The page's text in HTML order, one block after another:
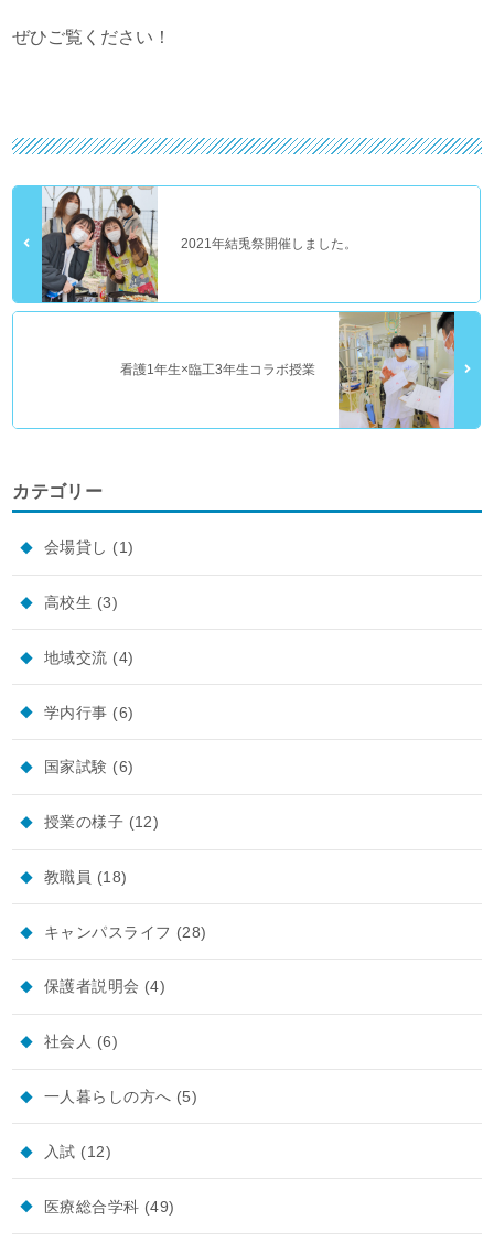
ぜひご覧ください！
2021年結兎祭開催しました。
看護1年生×臨工3年生コラボ授業
カテゴリー
会場貸し (1)
高校生 (3)
地域交流 (4)
学内行事 (6)
国家試験 (6)
授業の様子 (12)
教職員 (18)
キャンパスライフ (28)
保護者説明会 (4)
社会人 (6)
一人暮らしの方へ (5)
入試 (12)
医療総合学科 (49)